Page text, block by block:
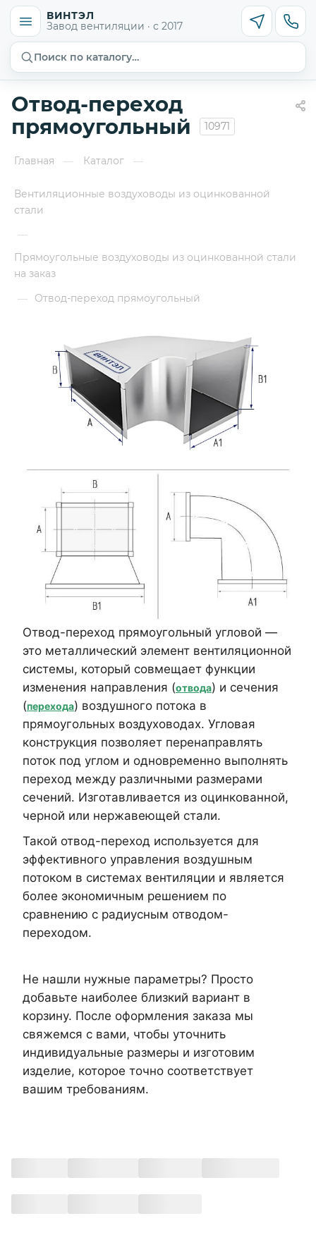
ВИНТЭЛ
Завод вентиляции · с 2017
Поиск по каталогу…
Отвод-переход
прямоугольный
10971
Главная — Каталог —
Вентиляционные воздуховоды из оцинкованной
стали
—
Прямоугольные воздуховоды из оцинкованной стали
на заказ
—
Отвод-переход прямоугольный
Отвод-переход прямоугольный угловой —
это металлический элемент вентиляционной
системы, который совмещает функции
изменения направления (отвода) и сечения
(перехода) воздушного потока в
прямоугольных воздуховодах. Угловая
конструкция позволяет перенаправлять
поток под углом и одновременно выполнять
переход между различными размерами
сечений. Изготавливается из оцинкованной,
черной или нержавеющей стали.
Такой отвод-переход используется для
эффективного управления воздушным
потоком в системах вентиляции и является
более экономичным решением по
сравнению с радиусным отводом-
переходом.
Не нашли нужные параметры? Просто
добавьте наиболее близкий вариант в
корзину. После оформления заказа мы
свяжемся с вами, чтобы уточнить
индивидуальные размеры и изготовим
изделие, которое точно соответствует
вашим требованиям.